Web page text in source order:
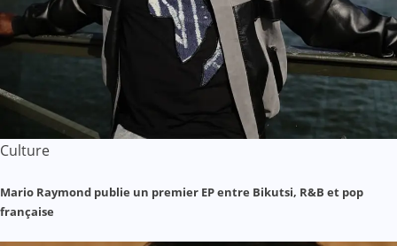
Culture
Mario Raymond publie un premier EP entre Bikutsi, R&B et pop
française